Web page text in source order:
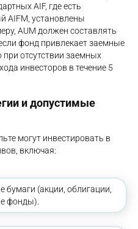
AIF, где есть
AIFM, установлены
AUM должен составлять
фонд привлекает заемные
отсутствии заемных
инвесторов в течение 5
и допустимые
могут инвестировать в
включая:
бумаги (акции, облигации,
фонды).